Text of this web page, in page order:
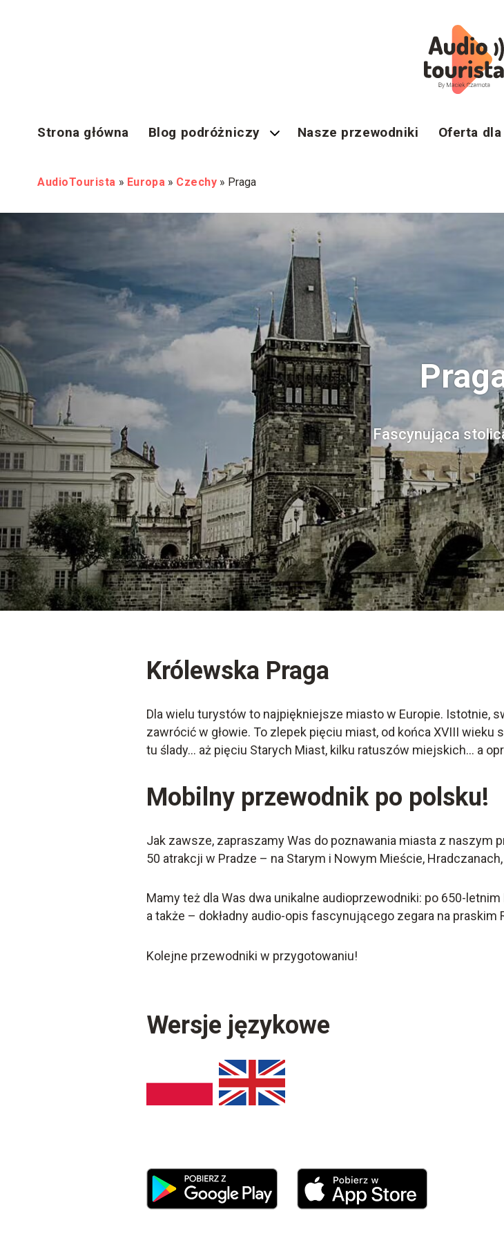
Strona główna Blog podróżniczy Nasze przewodniki Oferta
AudioTourista » Europa » Czechy » Praga
Fascynująca
Królewska Praga
Dla wielu turystów to najpiękniejsze miasto w Europie. Istotnie,
zawrócić w głowie. To zlepek pięciu miast, od końca XVIII
tu ślady… aż pięciu Starych Miast, kilku ratuszów miejskich… a
Mobilny przewodnik po polsku!
Jak zawsze, zapraszamy Was do poznawania miasta z naszym
50 atrakcji w Pradze – na Starym i Nowym Mieście,
Mamy też dla Was dwa unikalne audioprzewodniki: po 650-letnim
a także – dokładny audio-opis fascynującego zegara na praskim
Kolejne przewodniki w przygotowaniu!
Wersje językowe